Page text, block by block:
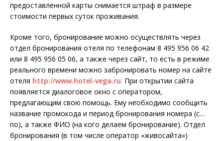
предоставленной карты снимается штраф в размере
стоимости первых суток проживания.
Кроме того, бронирование можно осуществлять через
отдел бронирования отеля по телефонам 8 495 956 06 42
или 8 495 956 05 06, а также через сайт, то есть в режиме
реального времени можно забронировать номер на сайте
отеля http://www.hotel-vega.ru. При открытии сайта
появляется диалоговое окно с оператором,
предлагающим свою помощь. Ему необходимо сообщить
название промокода и период бронирования номера (с…
по), а также ФИО (на кого делаем бронирование). Отдел
бронирования (в том числе оператор «живосайта»)